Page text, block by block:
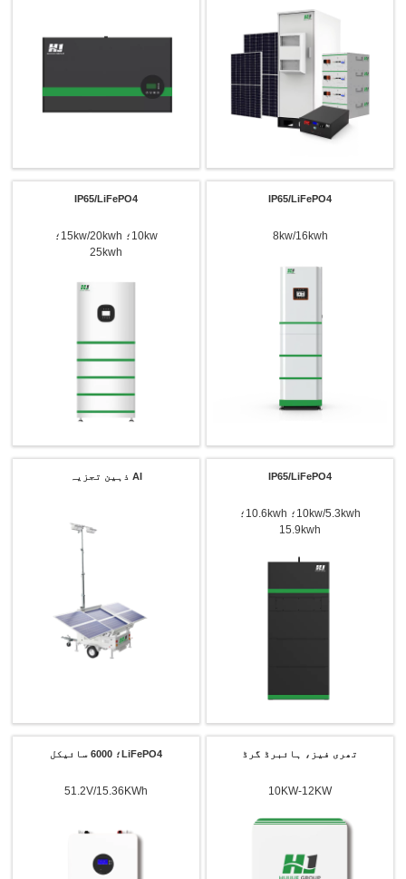
IP65/LiFePO4
8kw/16kwh
IP65/LiFePO4
10kw؛ 15kw/20kwh؛
25kwh
IP65/LiFePO4
10kw/5.3kwh؛ 10.6kwh؛
15.9kwh
AI ذہین تجزیہ
تھری فیز، ہائبرڈ گرڈ
10KW-12KW
LiFePO4؛ 6000 سائیکل
51.2V/15.36KWh